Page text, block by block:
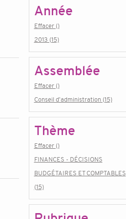
Année
Effacer ()
2013 (15)
Assemblée
Effacer ()
Conseil d'administration (15)
Thème
Effacer ()
FINANCES - DÉCISIONS
BUDGÉTAIRES ET COMPTABLES
(15)